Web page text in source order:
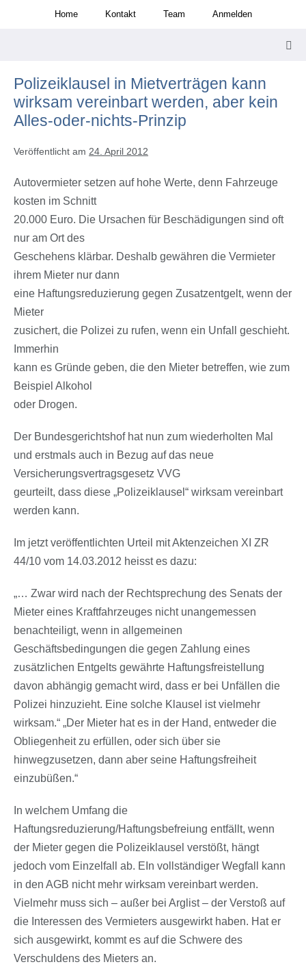
Home Kontakt Team Anmelden
Polizeiklausel in Mietverträgen kann
wirksam vereinbart werden, aber kein
Alles-oder-nichts-Prinzip
Veröffentlicht am 24. April 2012
Autovermieter setzen auf hohe Werte, denn Fahrzeuge
kosten im Schnitt
20.000 Euro. Die Ursachen für Beschädigungen sind oft
nur am Ort des
Geschehens klärbar. Deshalb gewähren die Vermieter
ihrem Mieter nur dann
eine Haftungsreduzierung gegen Zusatzentgelt, wenn der
Mieter
zusichert, die Polizei zu rufen, wenn ein Unfall geschieht.
Immerhin
kann es Gründe geben, die den Mieter betreffen, wie zum
Beispiel Alkohol
oder Drogen.
Der Bundesgerichtshof hat nun zum wiederholten Mal
und erstmals auch in Bezug auf das neue
Versicherungsvertragsgesetz VVG
geurteilt, dass diese „Polizeiklausel“ wirksam vereinbart
werden kann.
Im jetzt veröffentlichten Urteil mit Aktenzeichen XI ZR
44/10 vom 14.03.2012 heisst es dazu:
„… Zwar wird nach der Rechtsprechung des Senats der
Mieter eines Kraftfahrzeuges nicht unangemessen
benachteiligt, wenn in allgemeinen
Geschäftsbedingungen die gegen Zahlung eines
zusätzlichen Entgelts gewährte Haftungsfreistellung
davon abhängig gemacht wird, dass er bei Unfällen die
Polizei hinzuzieht. Eine solche Klausel ist vielmehr
wirksam.“ „Der Mieter hat es in der Hand, entweder die
Obliegenheit zu erfüllen, oder sich über sie
hinwegzusetzen, dann aber seine Haftungsfreiheit
einzubüßen.“
In welchem Umfang die
Haftungsreduzierung/Haftungsbefreiung entfällt, wenn
der Mieter gegen die Polizeiklausel verstößt, hängt
jedoch vom Einzelfall ab. EIn vollständiger Wegfall kann
in den AGB nicht mehr wirksam vereinbart werden.
Vielmehr muss sich – außer bei Arglist – der Verstoß auf
die Interessen des Vermieters ausgewirkt haben. Hat er
sich ausgewirkt, kommt es auf die Schwere des
Verschuldens des Mieters an.